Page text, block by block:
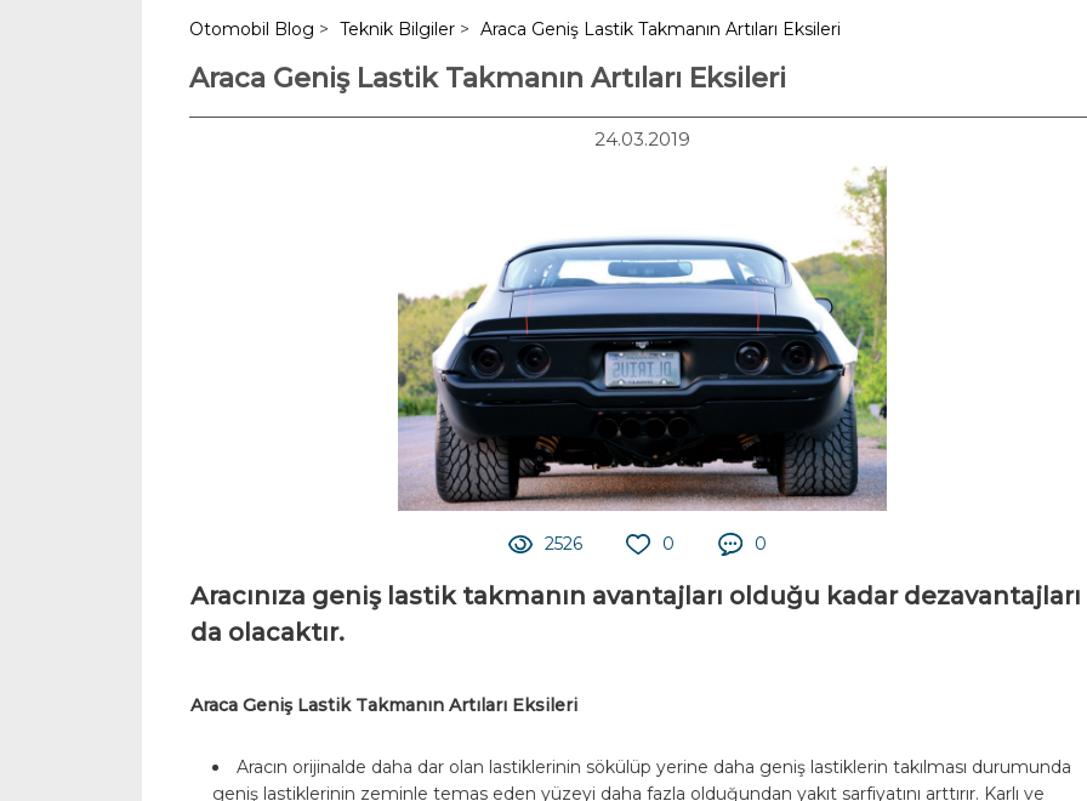
Otomobil Blog > Teknik Bilgiler > Araca Geniş Lastik Takmanın Artıları Eksileri
Araca Geniş Lastik Takmanın Artıları Eksileri
24.03.2019
2526 0 0
Aracınıza geniş lastik takmanın avantajları olduğu kadar dezavantajları
da olacaktır.
Araca Geniş Lastik Takmanın Artıları Eksileri
Aracın orijinalde daha dar olan lastiklerinin sökülüp yerine daha geniş lastiklerin takılması durumunda
geniş lastiklerinin zeminle temas eden yüzeyi daha fazla olduğundan yakıt sarfiyatını arttırır. Karlı ve